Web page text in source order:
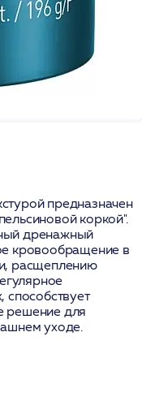
предназначен
коркой".
дренажный
кровообращение в
расщеплению
способствует
решение для
уходе.